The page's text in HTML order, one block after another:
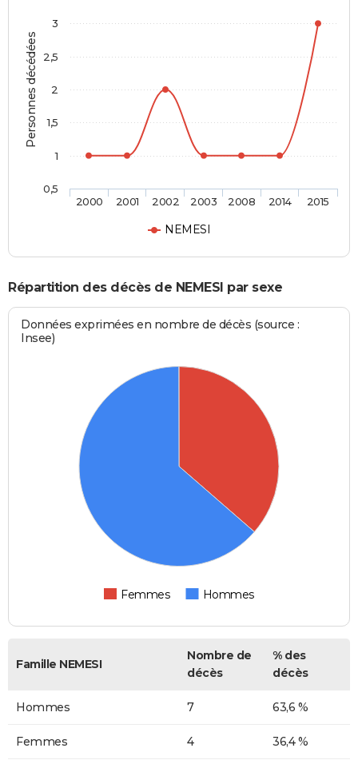
Personnes décédées
NEMESI
2000 2001 2002 2003 2008 2014 2015
0,5
1
1,5
2
2,5
3
Répartition des décès de NEMESI par sexe
Données exprimées en nombre de décès (source :
Insee)
Femmes Hommes
Famille NEMESI
Nombre de
décès
% des
décès
Hommes 7 63,6 %
Femmes 4 36,4 %